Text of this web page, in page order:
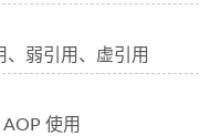
、弱引用、虚引用
使用